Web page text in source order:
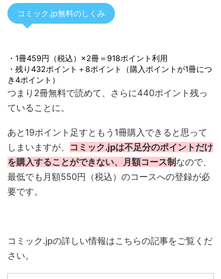
コミック.jp無料のしくみ
・1冊459円（税込）×2冊＝918ポイント利用
・残り432ポイント＋8ポイント（購入ポイントが1冊につ
き4ポイント）
つまり2冊無料で読めて、さらに440ポイント残っ
ていることに。
あと19ポイント足すともう1冊購入できると思って
しまいますが、 コミック.jpは不足分のポイントだけ
を購入することができない、月額コース制 なので、
最低でも月額550円（税込）のコースへの登録が必
要です。
コミック.jpの詳しい情報はこちらの記事をご覧くだ
さい。